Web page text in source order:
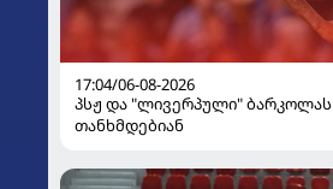
17:04/06-08-2026
პსჟ და "ლივერპული"
თანხმდებიან